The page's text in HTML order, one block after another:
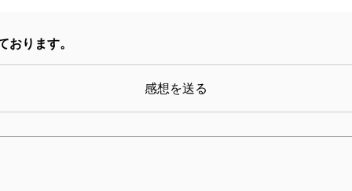
うお言葉にも深くうなずきました。
次男はまだ8歳。この春で小学三年生。まだ字を書
いう思いから通常級へと通っています。私たち親が懸
おります。
感想を送る